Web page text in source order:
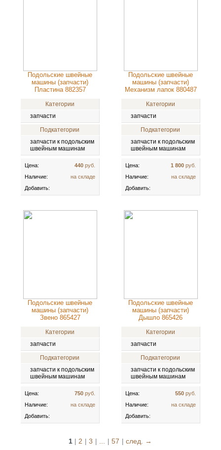
Подольские швейные
машины (запчасти)
Пластина 882357
Категории
запчасти
Подкатегории
запчасти к подольским
швейным машинам
Цена: 440руб.
Наличие:
на складе
Добавить:
Подольские швейные
машины (запчасти)
Механизм лапок 880487
Категории
запчасти
Подкатегории
запчасти к подольским
швейным машинам
Цена: 1 800руб.
Наличие:
на складе
Добавить:
Подольские швейные
машины (запчасти)
Звено 865427
Категории
запчасти
Подкатегории
запчасти к подольским
швейным машинам
Цена: 750руб.
Наличие:
на складе
Добавить:
Подольские швейные
машины (запчасти)
Дышло 865426
Категории
запчасти
Подкатегории
запчасти к подольским
швейным машинам
Цена: 550руб.
Наличие:
на складе
Добавить:
1 2 3 57 след. →